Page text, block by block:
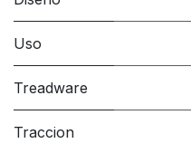
Uso
Treadware
Traccion